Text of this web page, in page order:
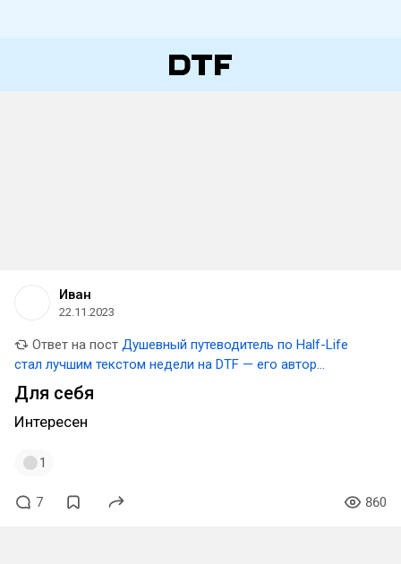
Иван
22.11.2023
Ответ на пост Душевный путеводитель по Half-Life
стал лучшим текстом недели на DTF — его автор
получает 5000 рублей
Для себя
Интересен
1
7 860